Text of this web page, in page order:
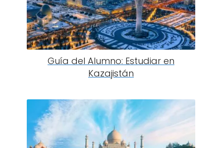
Guía del Alumno: Estudiar en
Kazajistán